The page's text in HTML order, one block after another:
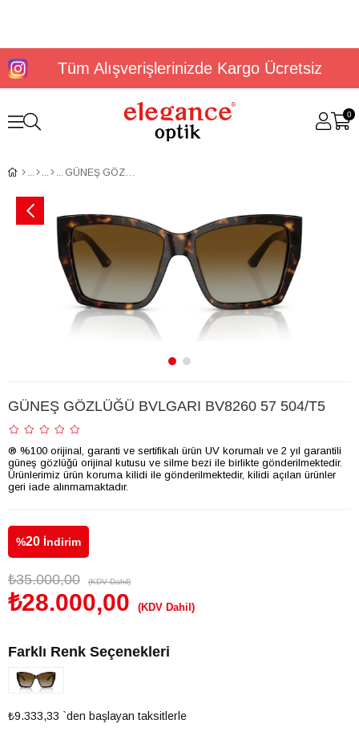
Tüm Alışverişlerinizde Kargo Ücretsiz
0
GÜNEŞ GÖZLÜĞÜ BVLGARI BV8260 57 504/T5
GÜNEŞ GÖZLÜĞÜ BVLGARI BV8260 57 504/T5
® %100 orijinal, garanti ve sertifikalı ürün UV korumalı ve 2 yıl garantili
güneş gözlüğü orijinal kutusu ve silme bezi ile birlikte gönderilmektedir.
Ürünlerimiz ürün koruma kilidi ile gönderilmektedir, kilidi açılan ürünler
geri iade alınmamaktadır.
%20 İndirim
₺35.000,00 (KDV Dahil)
₺28.000,00 (KDV Dahil)
Farklı Renk Seçenekleri
₺9.333,33 `den başlayan taksitlerle